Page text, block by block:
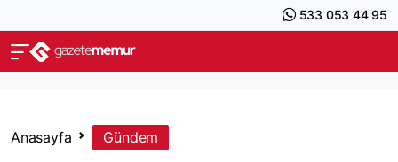
533 053 44 95
Anasayfa Gündem